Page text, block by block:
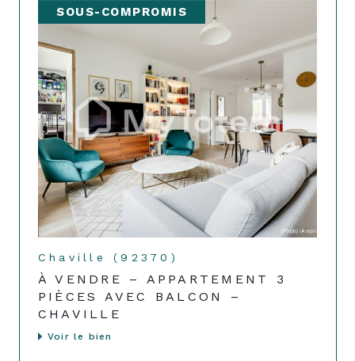
SOUS-COMPROMIS
Chaville (92370)
À VENDRE – APPARTEMENT 3
PIÈCES AVEC BALCON –
CHAVILLE
Voir le bien